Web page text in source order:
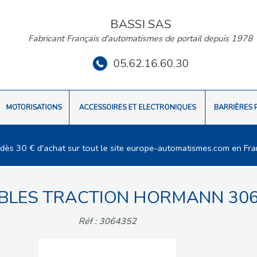
BASSI SAS
Fabricant Français d'automatismes de portail depuis 1978
05.62.16.60.30
MOTORISATIONS ACCESSOIRES ET ELECTRONIQUES BARRIÈRES
dès 30 € d'achat sur tout le site europe-automatismes.com en
TRACTION HORMANN
Réf : 3064352